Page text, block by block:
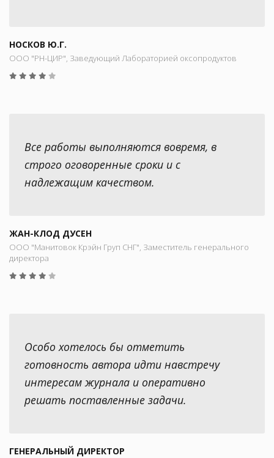
НОСКОВ Ю.Г.
ООО "РН-ЦИР", Заведующий Лабораторией оксопродуктов
Все работы выполняются вовремя, в
строго оговоренные сроки и с
надлежащим качеством.
ЖАН-КЛОД ДУСЕН
ООО "Манитовок Крэйн Груп СНГ", Заместитель генерального
директора
Особо хотелось бы отметить
готовность автора идти навстречу
интересам журнала и оперативно
решать поставленные задачи.
ГЕНЕРАЛЬНЫЙ ДИРЕКТОР